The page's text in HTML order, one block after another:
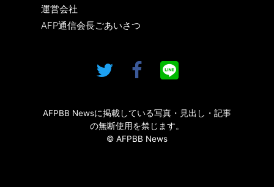
運営会社
AFP通信会長ごあいさつ
AFPBB Newsに掲載している写真・見出し・記事
の無断使用を禁じます。
© AFPBB News